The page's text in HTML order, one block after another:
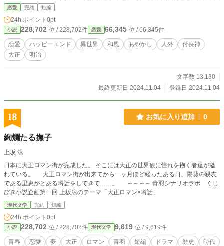
らしていたある日、母屋が火事になってしまう。そこへ文乃
らしに憧れるヒロインと、付喪神なヒーローの恋物語。 ハッ
ピーエンドです。 この作品は、他サイトにも投稿しておりま
す。 表紙絵は、写真ACよりチョコラテさまの作品(写真のI
D：22924341)をお借りしております。
恋愛 完結 短編
24h.ポイント 0pt
小説 228,702 位 / 228,702件 恋愛 66,345 位 / 66,345件
恋愛 ハッピーエンド 異世界 和風 あやかし 人外
付喪神
大正
明治
文字数 13,130
最終更新日 2024.11.04
登録日 2024.11.04
18 お気に入り追加 0
絢爛たる撫子
上坂 涼
日本に大正ロマン街が完成した。 そこには大正の世界観に憧れを抱く者達が溢
れている。 大正ロマン街が出来てから一ヶ月ほど経ったある日、陽葵の親友
である里恵がとある噂話をしてきて……。 ～～～～ 青羽シナリオラボ くじ
びき小説企画第一回 上坂涼のテーマ「大正ロマン×噂話」
現代文学 完結 短編
24h.ポイント 0pt
小説 228,702 位 / 228,702件 現代文学 9,619 位 / 9,619件
青春 恋愛 夢 大正 ロマン 青羽 短編 ドラマ 歴史 時代